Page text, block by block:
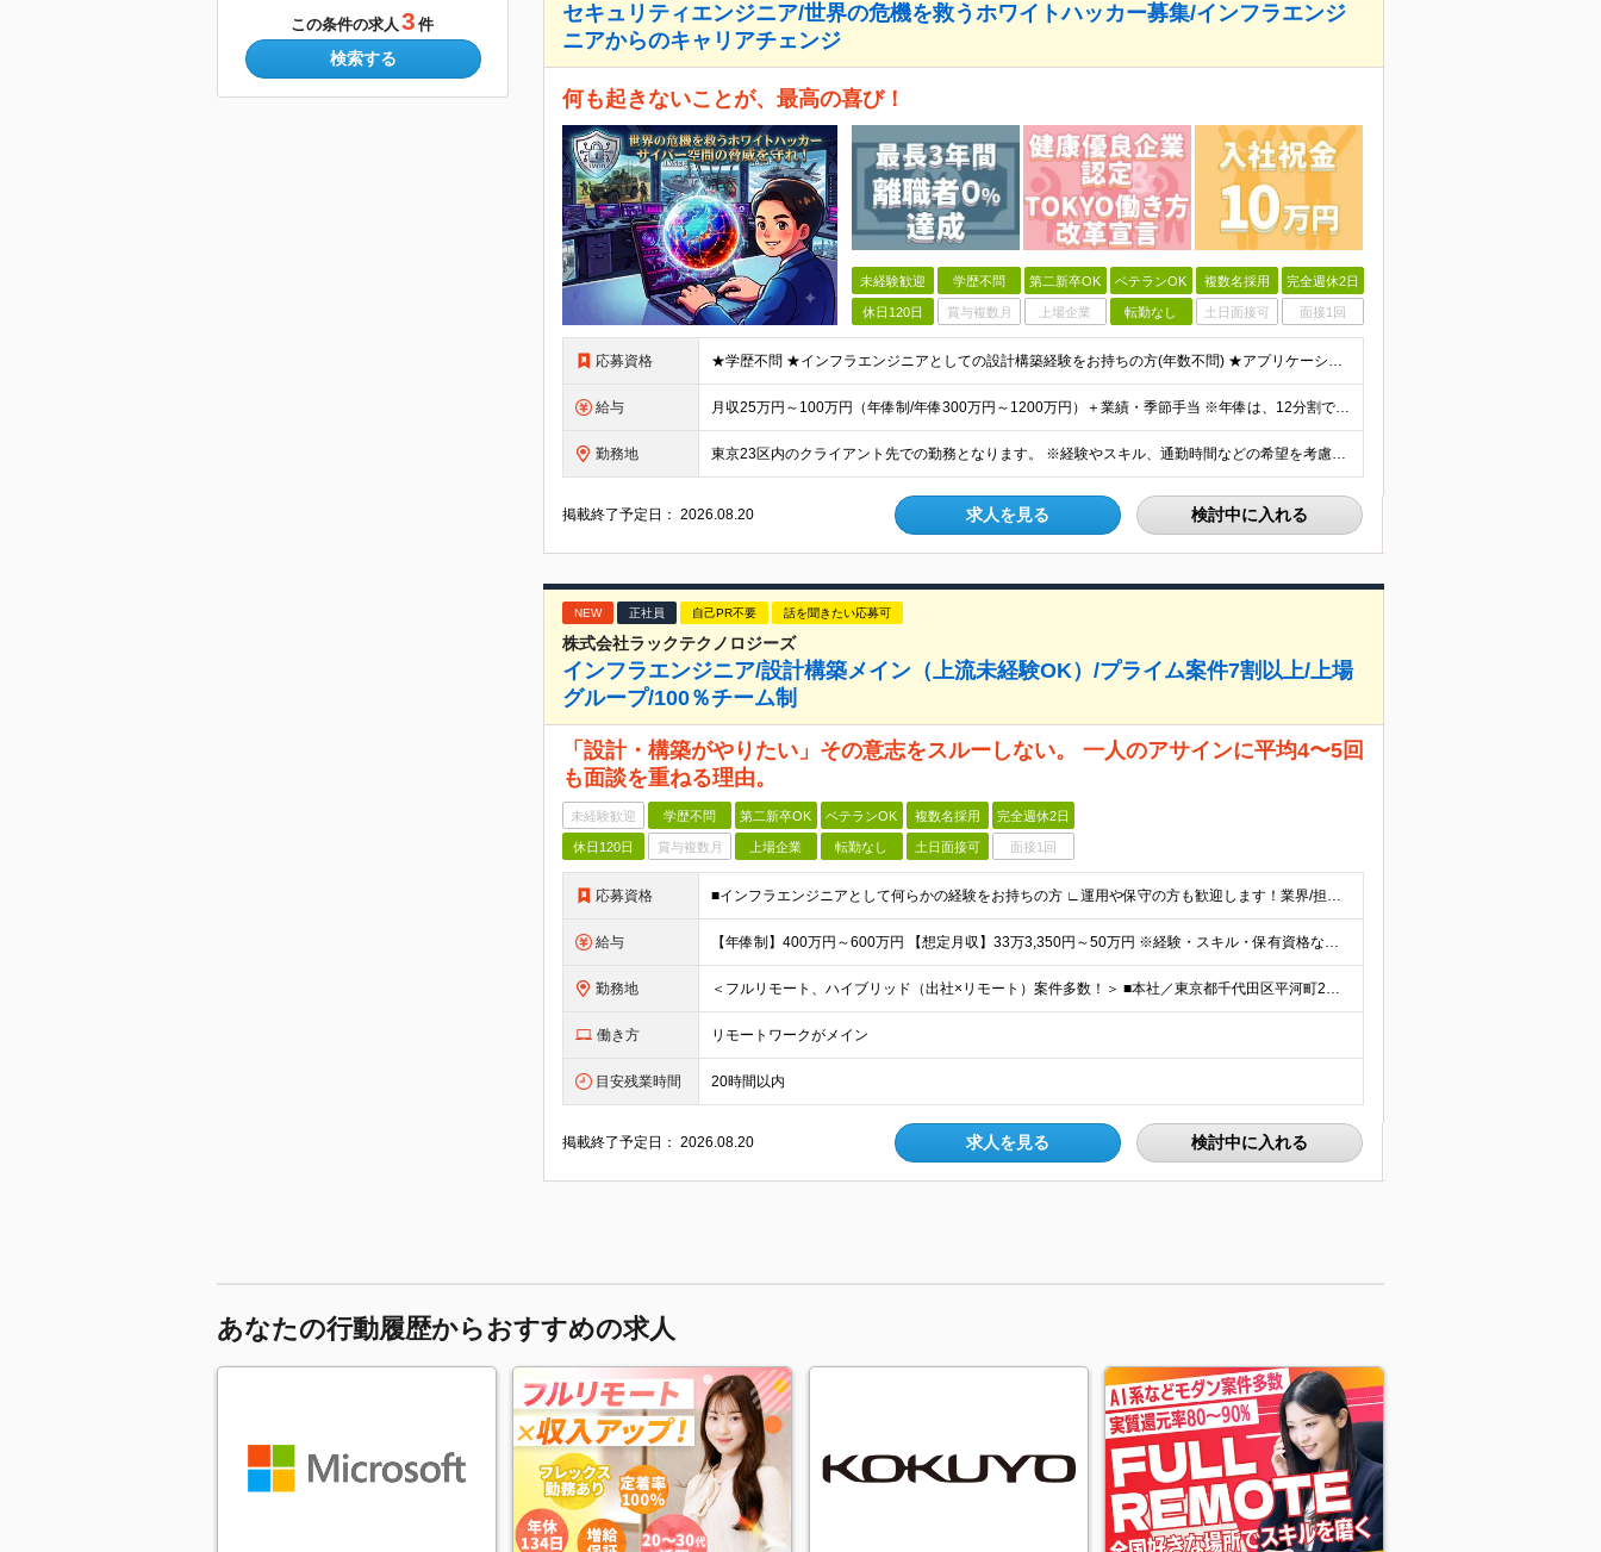
この条件の求人 3 件
検索する
セキュリティエンジニア/世界の危機を救うホワイトハッカー募集/インフラエンジ
ニアからのキャリアチェンジ
何も起きないことが、最高の喜び！
未経験歓迎 学歴不問 第二新卒OK ベテランOK 複数名採用 完全週休2日
休日120日 賞与複数月 上場企業 転勤なし 土日面接可 面接1回
応募資格 ★学歴不問 ★インフラエンジニアとしての設計構築経験をお持ちの方(年数不問) ★アプリケーションの設計及び開発の経験をお持ちの方(年数不問) (例えばこのような方におススメ！) ◇ネットワークやサー
給与 月収25万円～100万円（年俸制/年俸300万円～1200万円）＋業績・季節手当 ※年俸は、12分割です。 ※前職給与や経験・スキルなどを考慮し加給・優遇します。 ※各種手当込み、交通費および超過手
勤務地 東京23区内のクライアント先での勤務となります。 ※経験やスキル、通勤時間などの希望を考慮の上、勤務地を決定します。 ≪本社≫ 東京都品川区東品川4-12-8 品川シーサイドイーストタワー15階
掲載終了予定日：2026.08.20 求人を見る 検討中に入れる
NEW 正社員 自己PR不要 話を聞きたい応募可
株式会社ラックテクノロジーズ
インフラエンジニア/設計構築メイン（上流未経験OK）/プライム案件7割以上/上場
グループ/100％チーム制
「設計・構築がやりたい」その意志をスルーしない。 一人のアサインに平均4〜5回
も面談を重ねる理由。
未経験歓迎 学歴不問 第二新卒OK ベテランOK 複数名採用 完全週休2日
休日120日 賞与複数月 上場企業 転勤なし 土日面接可 面接1回
応募資格 ■インフラエンジニアとして何らかの経験をお持ちの方 ∟運用や保守の方も歓迎します！業界/担当フェーズは問いません 100％チーム配属なので、サポート体制が整っています！ ■学歴不問 ＜こんな想い
給与 【年俸制】400万円～600万円 【想定月収】33万3,350円～50万円 ※経験・スキル・保有資格などを考慮して決定します。 ※月額給与は年俸の12分の1を毎月支給します。 ※年俸には前払退職金、住
勤務地 ＜フルリモート、ハイブリッド（出社×リモート）案件多数！＞ ■本社／東京都千代田区平河町2丁目16番1号 平河町森タワー ※転居を伴う転勤はありません。 ■クライアント先（東京・神奈川・千葉・埼玉）
働き方 リモートワークがメイン
目安残業時間 20時間以内
掲載終了予定日：2026.08.20 求人を見る 検討中に入れる
あなたの行動履歴からおすすめの求人